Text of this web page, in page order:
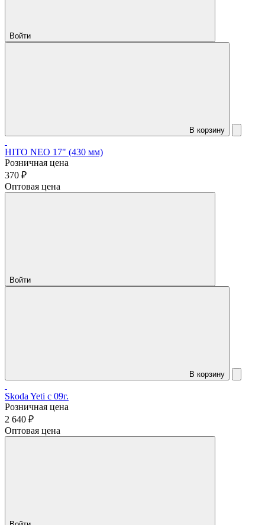
Войти
В корзину
HITO NEO 17" (430 мм)
Розничная цена
370 ₽
Оптовая цена
Войти
В корзину
Skoda Yeti c 09г.
Розничная цена
2 640 ₽
Оптовая цена